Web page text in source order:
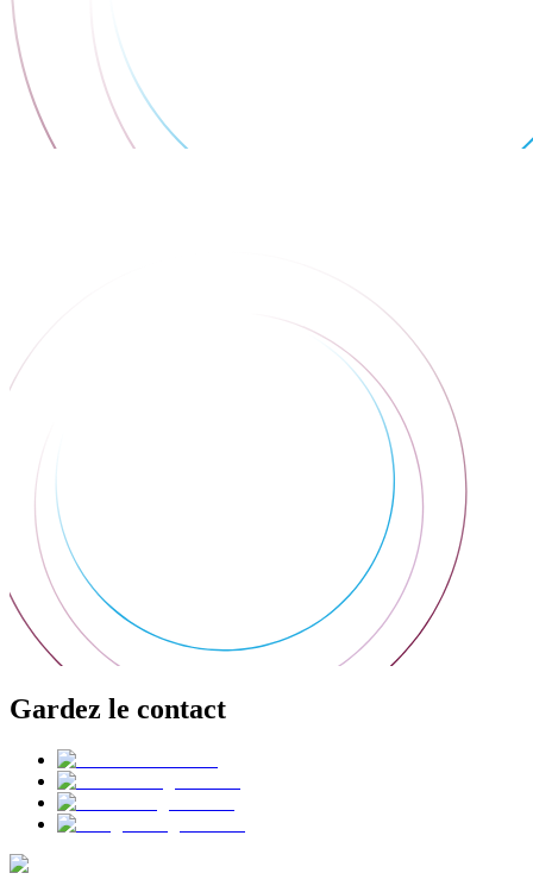
Gardez le contact